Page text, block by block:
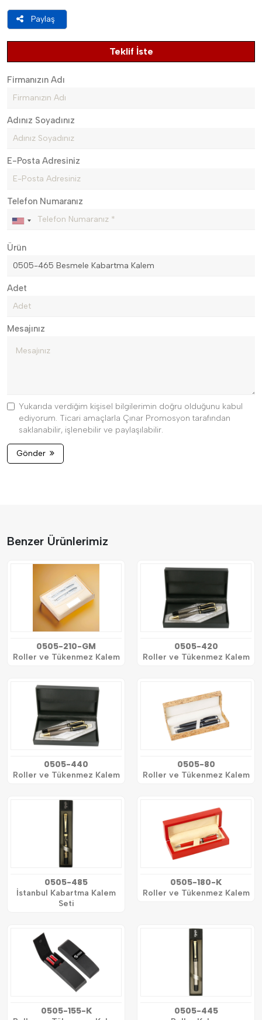
Paylaş
Teklif İste
Firmanızın Adı
Adınız Soyadınız
E-Posta Adresiniz
Telefon Numaranız
Ürün
Adet
Mesajınız
Yukarıda verdiğim kişisel bilgilerimin doğru olduğunu kabul
ediyorum. Ticari amaçlarla Çınar Promosyon tarafından
saklanabilir, işlenebilir ve paylaşılabilir.
Gönder
Benzer Ürünlerimiz
0505-210-GM
Roller ve Tükenmez Kalem
0505-420
Roller ve Tükenmez Kalem
0505-440
Roller ve Tükenmez Kalem
0505-80
Roller ve Tükenmez Kalem
0505-485
İstanbul Kabartma Kalem
Seti
0505-180-K
Roller ve Tükenmez Kalem
0505-155-K
0505-445